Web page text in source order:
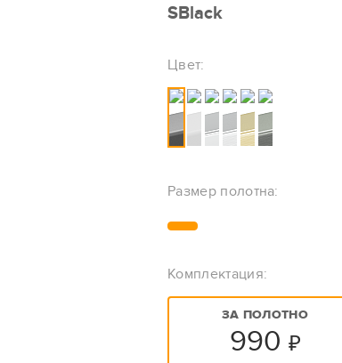
SBlack
Цвет:
Размер полотна:
Комплектация:
ЗА ПОЛОТНО
990 ₽